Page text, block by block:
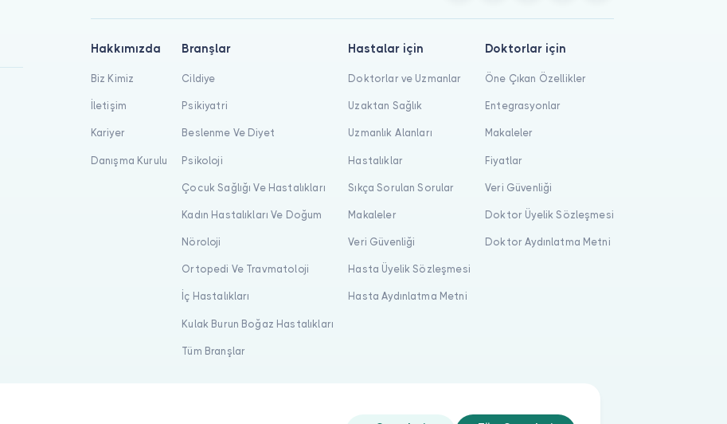
Hakkımızda
Biz Kimiz
İletişim
Kariyer
Danışma Kurulu
Branşlar
Cildiye
Psikiyatri
Beslenme Ve Diyet
Psikoloji
Çocuk Sağlığı Ve Hastalıkları
Kadın Hastalıkları Ve Doğum
Nöroloji
Ortopedi Ve Travmatoloji
İç Hastalıkları
Kulak Burun Boğaz Hastalıkları
Tüm Branşlar
Hastalar için
Doktorlar ve Uzmanlar
Uzaktan Sağlık
Uzmanlık Alanları
Hastalıklar
Sıkça Sorulan Sorular
Makaleler
Veri Güvenliği
Hasta Üyelik Sözleşmesi
Hasta Aydınlatma Metni
Doktorlar için
Öne Çıkan Özellikler
Entegrasyonlar
Makaleler
Fiyatlar
Veri Güvenliği
Doktor Üyelik Sözleşmesi
Doktor Aydınlatma Metni